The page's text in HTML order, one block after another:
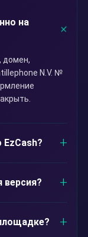
на
домен,
N.V. №
EzCash?
версия?